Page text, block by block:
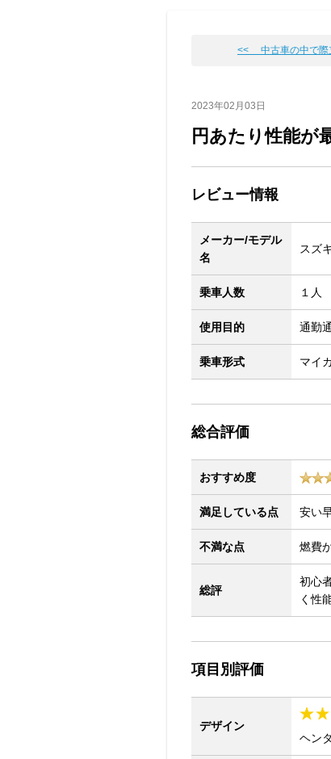
<< 中古車の中で際
2023年02月03日
円あたり性能が
レビュー情報
メーカー/モデル
名
スズ
乗車人数 １人
使用目的 通勤
乗車形式 マイ
総合評価
おすすめ度
満足している点 安い
不満な点 燃費
総評
初心
く性
項目別評価
デザイン
ヘン